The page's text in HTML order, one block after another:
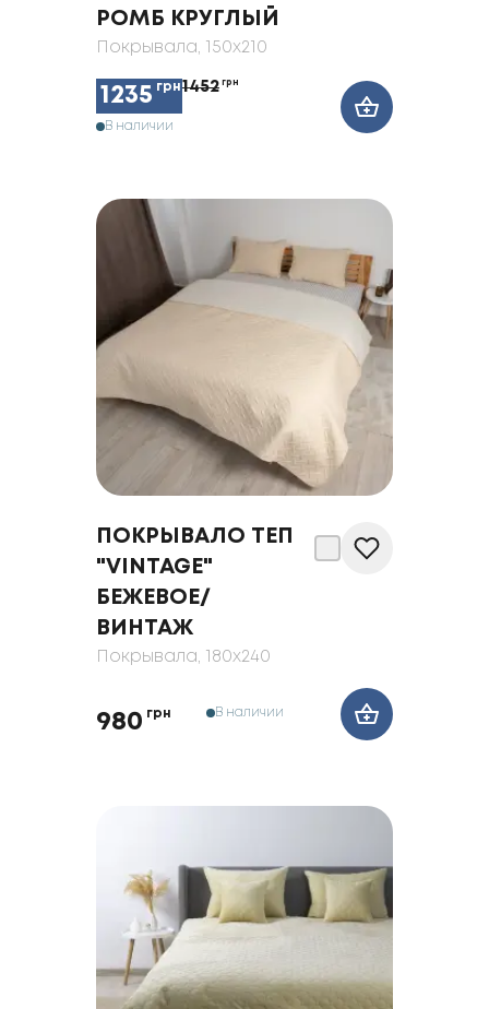
РОМБ КРУГЛЫЙ
Покрывала, 150x210
1235 грн1452 грн
В наличии
ПОКРЫВАЛО ТЕП
"VINTAGE"
БЕЖЕВОЕ/
ВИНТАЖ
Покрывала, 180x240
980 грн В наличии